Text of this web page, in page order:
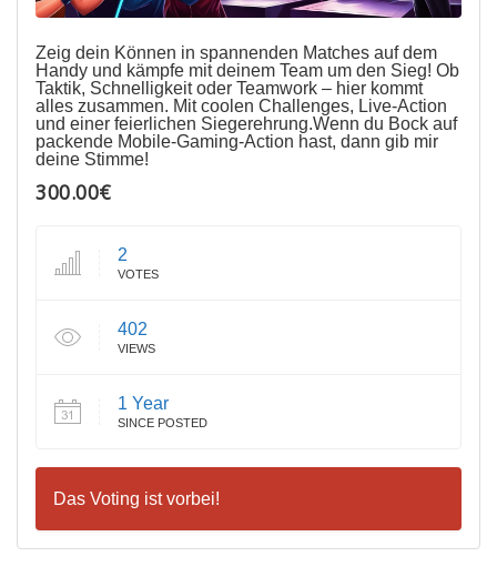
Zeig dein Können in spannenden Matches auf dem
Handy und kämpfe mit deinem Team um den Sieg! Ob
Taktik, Schnelligkeit oder Teamwork – hier kommt
alles zusammen. Mit coolen Challenges, Live-Action
und einer feierlichen Siegerehrung.Wenn du Bock auf
packende Mobile-Gaming-Action hast, dann gib mir
deine Stimme!
300.00€
2
VOTES
402
VIEWS
1 Year
SINCE POSTED
Das Voting ist vorbei!